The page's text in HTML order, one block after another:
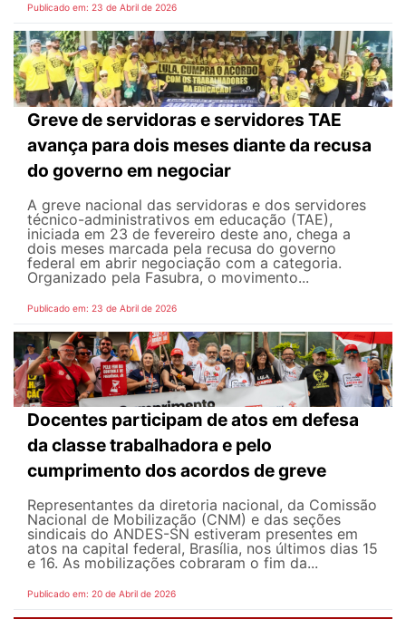
Publicado em: 23 de Abril de 2026
Greve de servidoras e servidores TAE
avança para dois meses diante da recusa
do governo em negociar
A greve nacional das servidoras e dos servidores
técnico-administrativos em educação (TAE),
iniciada em 23 de fevereiro deste ano, chega a
dois meses marcada pela recusa do governo
federal em abrir negociação com a categoria.
Organizado pela Fasubra, o movimento...
Publicado em: 23 de Abril de 2026
Docentes participam de atos em defesa
da classe trabalhadora e pelo
cumprimento dos acordos de greve
Representantes da diretoria nacional, da Comissão
Nacional de Mobilização (CNM) e das seções
sindicais do ANDES-SN estiveram presentes em
atos na capital federal, Brasília, nos últimos dias 15
e 16. As mobilizações cobraram o fim da...
Publicado em: 20 de Abril de 2026